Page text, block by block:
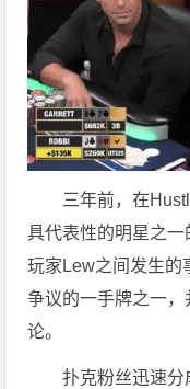
三年前，在
具代表性的明星之
玩家Lew之间发生的
争议的一手牌之一
论。
扑克粉丝迅速